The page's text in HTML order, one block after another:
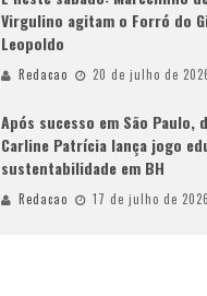
Virgulino agitam o Forró do
Leopoldo
Redacao 20 de julho de
Após sucesso em São Paulo,
Carline Patrícia lança jogo
sustentabilidade em BH
Redacao 17 de julho de 2026